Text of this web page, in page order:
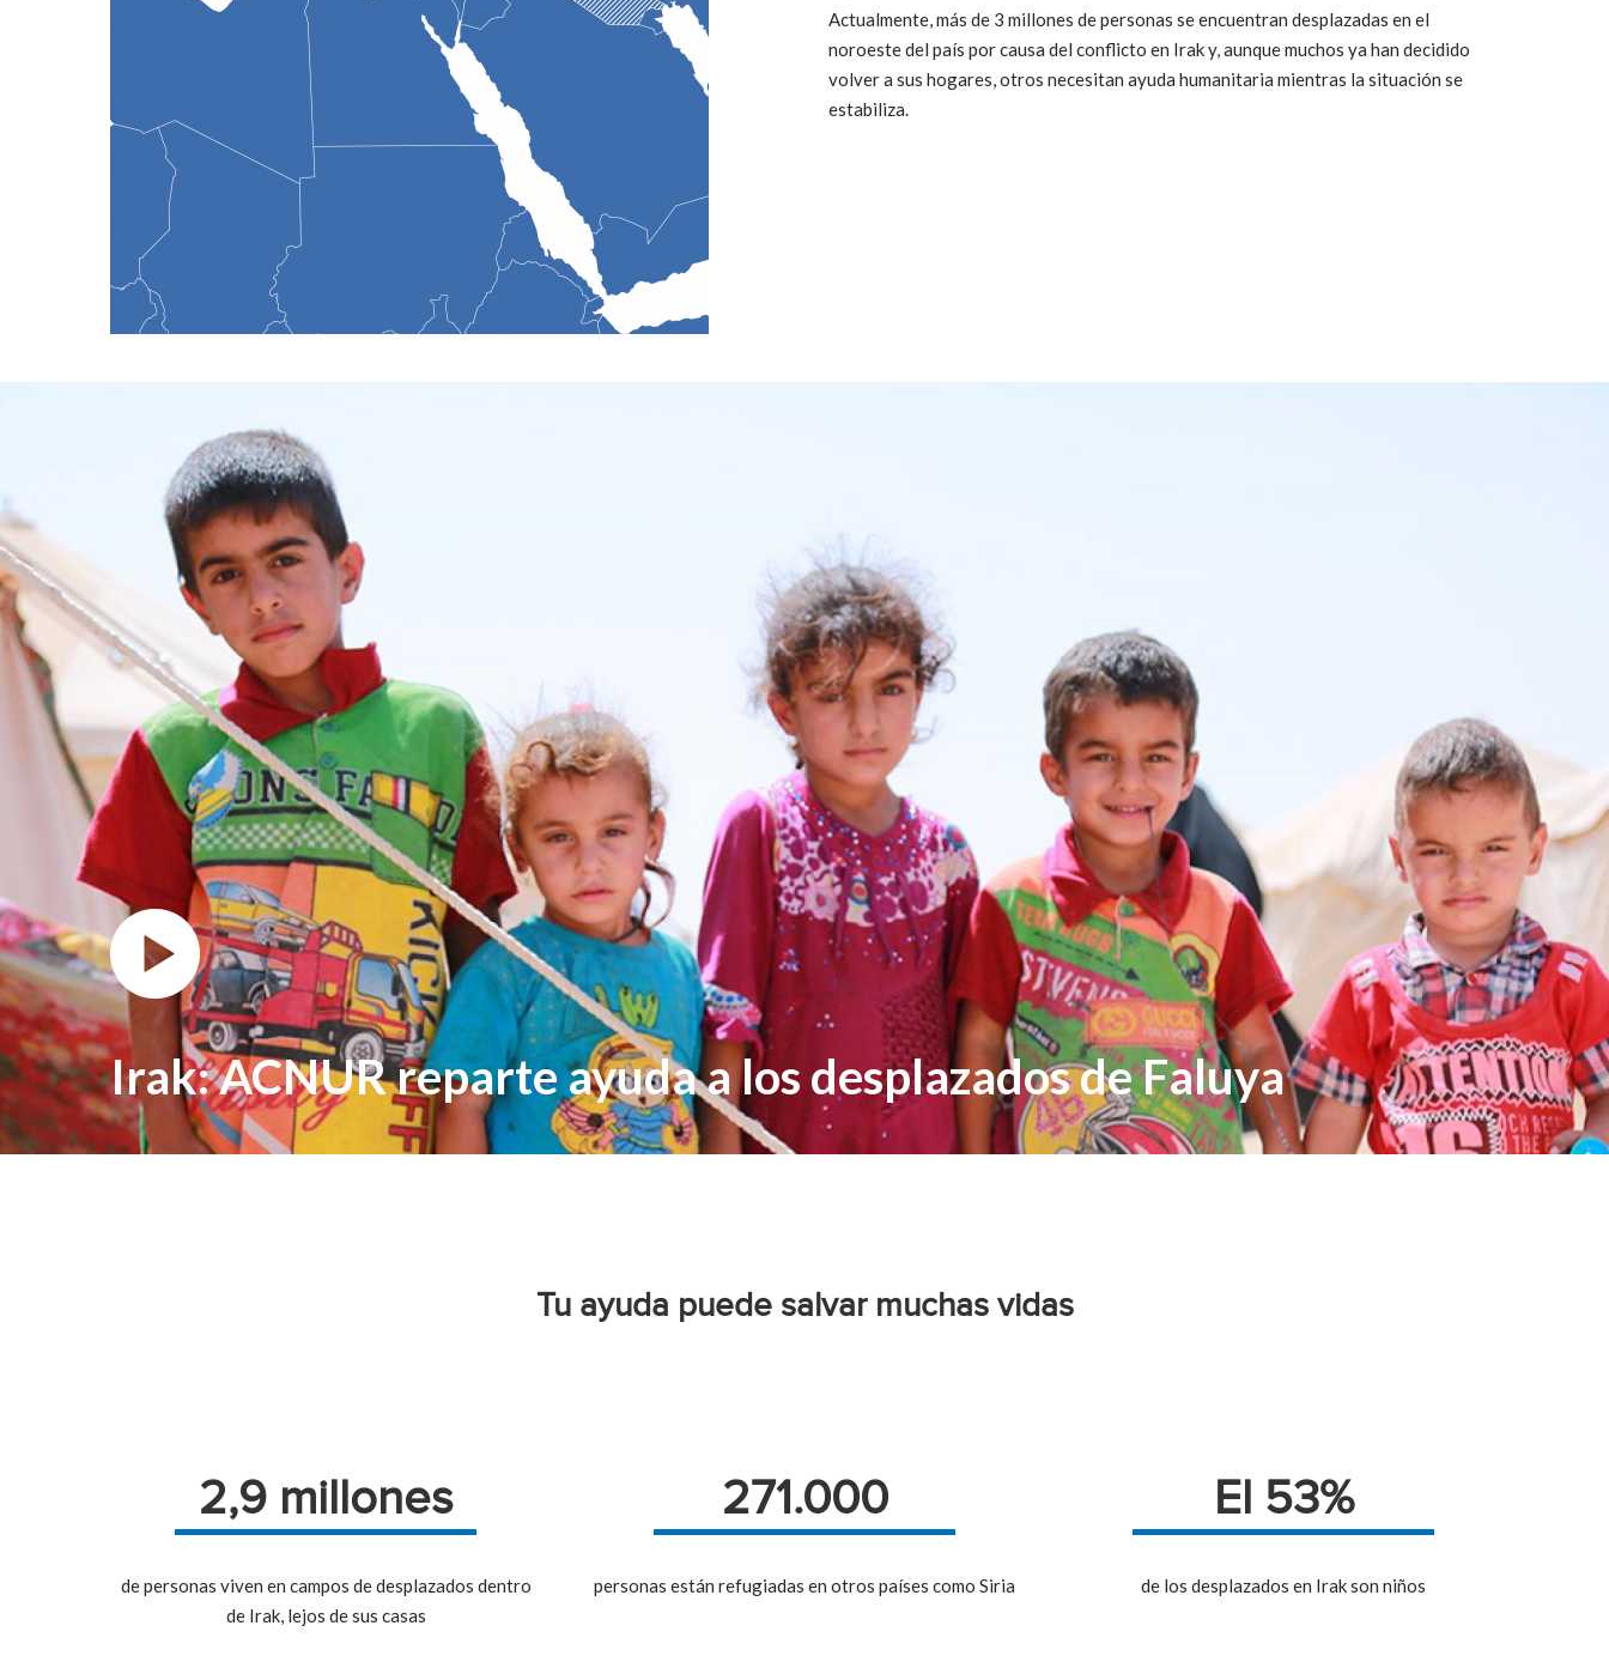
Actualmente, más de 3 millones de personas se encuentran desplazadas en el
noroeste del país por causa del conflicto en Irak y, aunque muchos ya han decidido
volver a sus hogares, otros necesitan ayuda humanitaria mientras la situación se
estabiliza.
Irak: ACNUR reparte ayuda a los desplazados de Faluya
Tu ayuda puede salvar muchas vidas
2,9 millones
de personas viven en campos de desplazados dentro
de Irak, lejos de sus casas
271.000
personas están refugiadas en otros países como Siria
El 53%
de los desplazados en Irak son niños